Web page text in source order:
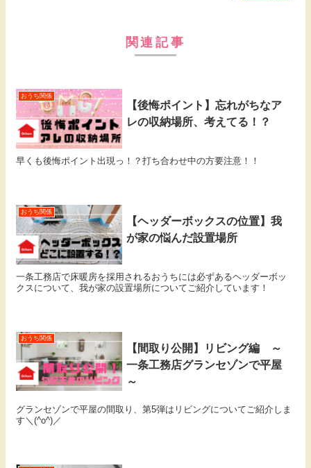
関連記事
おうち関係
【後悔ポイント】忘れがちなア
レの収納場所、考えてる！？
早くも後悔ポイント出現っ！？打ち合わせ中の方要注意！！
おうち関係
【ヘッダーボックスの位置】我
が家の悩んだ設置場所
一条工務店で床暖房を採用されるおうちには必ずあるヘッダーボッ
クスについて、我が家の設置場所についてご紹介しています！
おうち関係
【間取り公開】リビング編 ～
一条工務店グランセゾンで平屋
～
グランセゾンで平屋の間取り、第5弾はリビングについてご紹介しま
す＼(^o^)／